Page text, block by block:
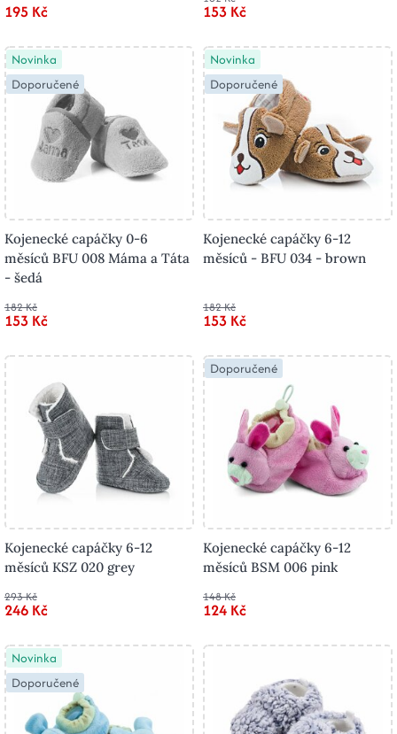
195 Kč 153 Kč
Novinka
Doporučené
Kojenecké capáčky 0-6
měsíců BFU 008 Máma a Táta
- šedá
182 Kč
153 Kč
Novinka
Doporučené
Kojenecké capáčky 6-12
měsíců - BFU 034 - brown
182 Kč
153 Kč
Kojenecké capáčky 6-12
měsíců KSZ 020 grey
293 Kč
246 Kč
Doporučené
Kojenecké capáčky 6-12
měsíců BSM 006 pink
148 Kč
124 Kč
Novinka
Doporučené